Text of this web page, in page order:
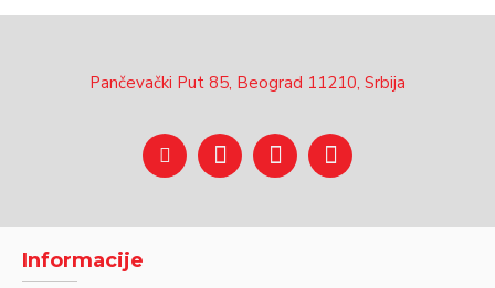
Pančevački Put 85, Beograd 11210, Srbija
Informacije